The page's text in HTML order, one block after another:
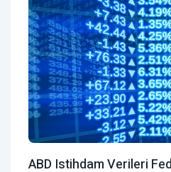
ABD Istihdam Verileri